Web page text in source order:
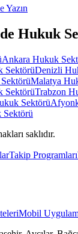
Yazın
Hukuk
Ankara Hukuk
SektörüDenizli
Malatya
SektörüTrabzon
Sektörü
Sektörü
saklıdır.
Takip Programları
Mobil